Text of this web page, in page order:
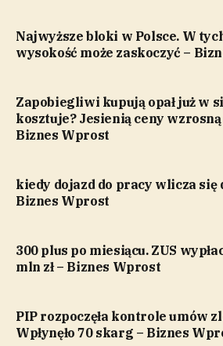
Najwyższe bloki w Polsce. W
wysokość może zaskoczyć –
Zapobiegliwi kupują opał już w
kosztuje? Jesienią ceny
Biznes Wprost
kiedy dojazd do pracy wlicza się
Biznes Wprost
300 plus po miesiącu. ZUS
mln zł – Biznes Wprost
PIP rozpoczęła kontrole umów
Wpłynęło 70 skarg – Biznes